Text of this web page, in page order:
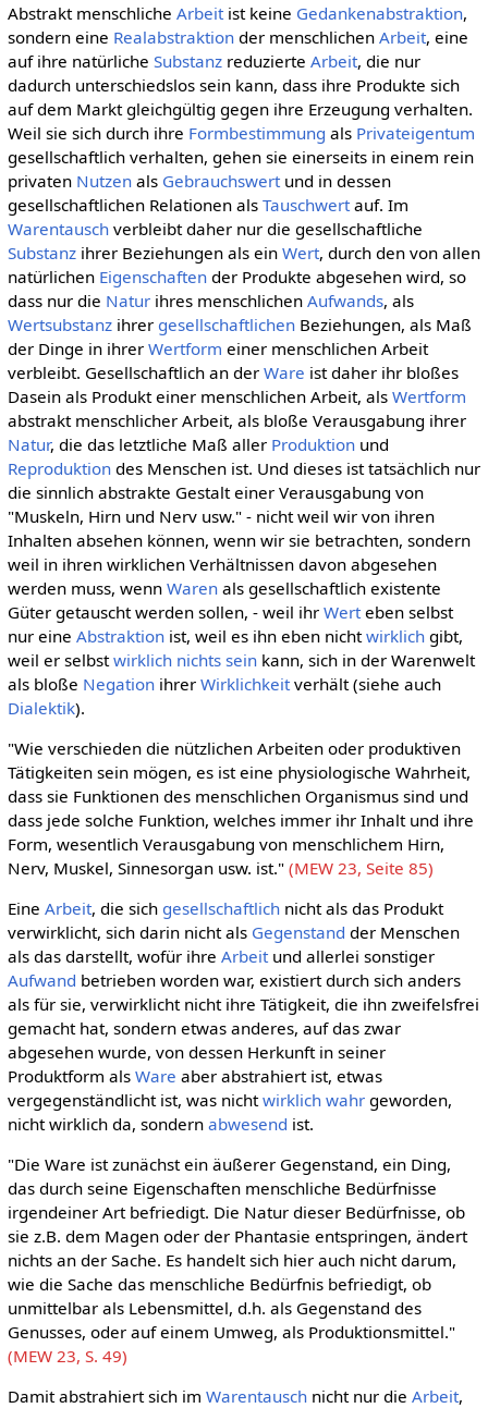
Abstrakt menschliche Arbeitist keine Gedankenabstraktion,
sondern eine Realabstraktionder menschlichen Arbeit, eine
auf ihre natürliche Substanzreduzierte Arbeit, die nur
dadurch unterschiedslos sein kann, dass ihre Produkte sich
auf dem Markt gleichgültig gegen ihre Erzeugung verhalten.
Weil sie sich durch ihre Formbestimmung als Privateigentum
gesellschaftlich verhalten, gehen sie einerseits in einem rein
privaten Nutzenals Gebrauchswertund in dessen
gesellschaftlichen Relationen als Tauschwertauf. Im
Warentauschverbleibt daher nur die gesellschaftliche
Substanzihrer Beziehungen als ein Wert, durch den von allen
natürlichen Eigenschaftender Produkte abgesehen wird, so
dass nur die Naturihres menschlichen Aufwands, als
Wertsubstanzihrer gesellschaftlichenBeziehungen, als Maß
der Dinge in ihrer Wertform einer menschlichen Arbeit
verbleibt. Gesellschaftlich an der Ware ist daher ihr bloßes
Dasein als Produkt einer menschlichen Arbeit, als Wertform
abstrakt menschlicher Arbeit, als bloße Verausgabung ihrer
Natur, die das letztliche Maß aller Produktionund
Reproduktiondes Menschen ist. Und dieses ist tatsächlich nur
die sinnlich abstrakte Gestalt einer Verausgabung von
"Muskeln, Hirn und Nerv usw." - nicht weil wir von ihren
Inhalten absehen können, wenn wir sie betrachten, sondern
weil in ihren wirklichen Verhältnissen davon abgesehen
werden muss, wenn Warenals gesellschaftlich existente
Güter getauscht werden sollen, - weil ihr Werteben selbst
nur eine Abstraktionist, weil es ihn eben nichtwirklichgibt,
weil er selbstwirklich nichts seinkann, sich in der Warenwelt
als bloße Negationihrer Wirklichkeitverhält (siehe auch
Dialektik).
"Wie verschieden die nützlichen Arbeiten oder produktiven
Tätigkeiten sein mögen, es ist eine physiologische Wahrheit,
dass sie Funktionen des menschlichen Organismus sind und
dass jede solche Funktion, welches immer ihr Inhalt und ihre
Form, wesentlich Verausgabung von menschlichem Hirn,
Nerv, Muskel, Sinnesorgan usw. ist." (MEW 23, Seite 85)
Eine Arbeit, die sich gesellschaftlichnicht als das Produkt
verwirklicht, sich darin nicht als Gegenstand der Menschen
als das darstellt, wofür ihre Arbeitund allerlei sonstiger
Aufwand betrieben worden war, existiert durch sich anders
als für sie, verwirklicht nicht ihre Tätigkeit, die ihn zweifelsfrei
gemacht hat, sondern etwas anderes, auf das zwar
abgesehen wurde, von dessen Herkunft in seiner
Produktform als Ware aber abstrahiert ist, etwas
vergegenständlicht ist, was nichtwirklich wahrgeworden,
nicht wirklich da, sondern abwesend ist.
"Die Ware ist zunächst ein äußerer Gegenstand, ein Ding,
das durch seine Eigenschaften menschliche Bedürfnisse
irgendeiner Art befriedigt. Die Natur dieser Bedürfnisse, ob
sie z.B. dem Magen oder der Phantasie entspringen, ändert
nichts an der Sache. Es handelt sich hier auch nicht darum,
wie die Sache das menschliche Bedürfnis befriedigt, ob
unmittelbar als Lebensmittel, d.h. als Gegenstand des
Genusses, oder auf einem Umweg, als Produktionsmittel."
(MEW 23, S. 49)
Damit abstrahiert sich im Warentauschnicht nur die Arbeit,